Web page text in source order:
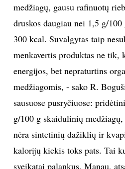
medžiagų, gausu rafinuotų
druskos daugiau nei 1,5 g/
300 kcal. Suvalgytas taip
menkavertis produktas ne tik,
energijos, bet nepraturtins
medžiagomis, - sako R.
sausuose pusryčiuose:
g/100 g skaidulinių
nėra sintetinių dažiklių ir
kalorijų kiekis toks pats. Tai
sveikatai palankus. Manau,